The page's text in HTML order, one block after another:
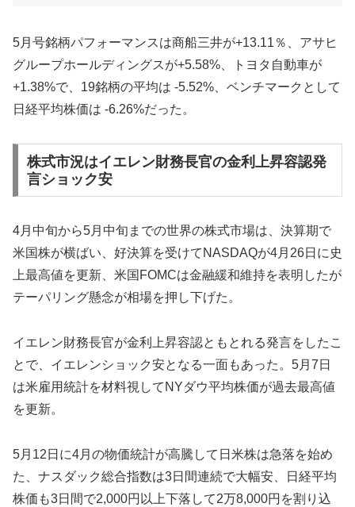
5月号銘柄パフォーマンスは商船三井が+13.11％、アサヒ
グループホールディングスが+5.58%、トヨタ自動車が
+1.38%で、19銘柄の平均は -5.52%、ベンチマークとして
日経平均株価は -6.26%だった。
株式市況はイエレン財務長官の金利上昇容認発
言ショック安
4月中旬から5月中旬までの世界の株式市場は、決算期で
米国株が横ばい、好決算を受けてNASDAQが4月26日に史
上最高値を更新、米国FOMCは金融緩和維持を表明したが
テーパリング懸念が相場を押し下げた。
イエレン財務長官が金利上昇容認ともとれる発言をしたこ
とで、イエレンショック安となる一面もあった。5月7日
は米雇用統計を材料視してNYダウ平均株価が過去最高値
を更新。
5月12日に4月の物価統計が高騰して日米株は急落を始め
た、ナスダック総合指数は3日間連続で大幅安、日経平均
株価も3日間で2,000円以上下落して2万8,000円を割り込